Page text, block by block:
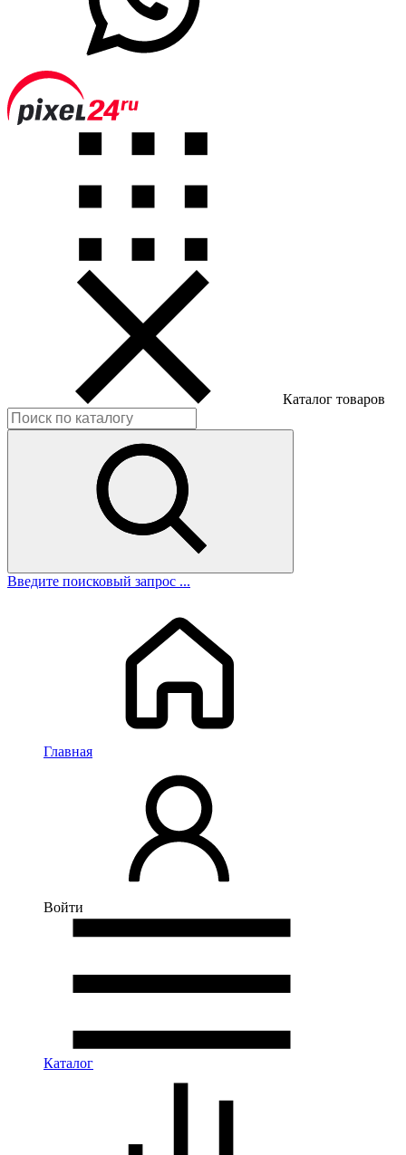
Каталог товаров
Введите поисковый запрос ...
Главная
Войти
Каталог